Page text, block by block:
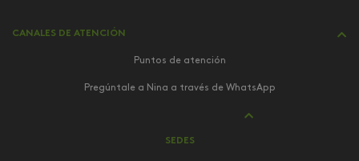
CANALES DE ATENCIÓN
Puntos de atención
Pregúntale a Nina a través de WhatsApp
SEDES